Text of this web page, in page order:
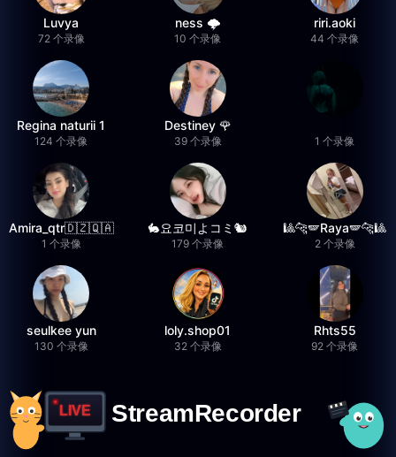
Luvya
72 个录像
ness 🌩️
10 个录像
riri.aoki
44 个录像
Regina naturii 1
124 个录像
Destiney 🌹
39 个录像 1 个录像
Amira_qtr🇩🇿🇶🇦
1 个录像
🐇요코미よコミ🐿
179 个录像
🎱🐆🪽Raya🪽🐆🎱
2 个录像
seulkee yun
130 个录像
loly.shop01
32 个录像
Rhts55
92 个录像